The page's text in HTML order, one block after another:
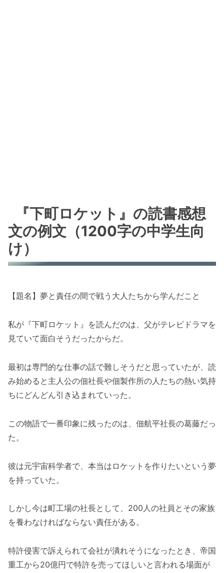
『下町ロケット』の読書感想
文の例文（1200字の中学生向
け）
【題名】夢と責任の間で戦う大人たちから学んだこと
私が『下町ロケット』を読んだのは、父がテレビドラマを
見ていて面白そうだったからだ。
最初は専門的な仕事の話で難しそうだと思っていたが、読
み始めると主人公の佃社長や佃製作所の人たちの熱い気持
ちにどんどん引き込まれていった。
この物語で一番印象に残ったのは、佃航平社長の葛藤だっ
た。
彼は元宇宙科学者で、本当はロケットを作りたいという夢
を持っていた。
しかし今は町工場の社長として、200人の社員とその家族
を養わなければならない責任がある。
特許侵害で訴えられて会社が潰れそうになったとき、帝国
重工から20億円で特許を売ってほしいと言われる場面が